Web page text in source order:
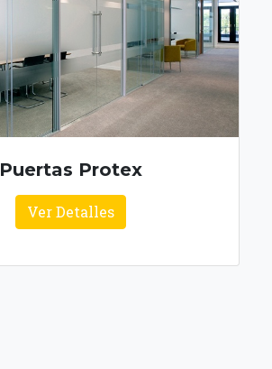
Puertas Protex
Ver Detalles